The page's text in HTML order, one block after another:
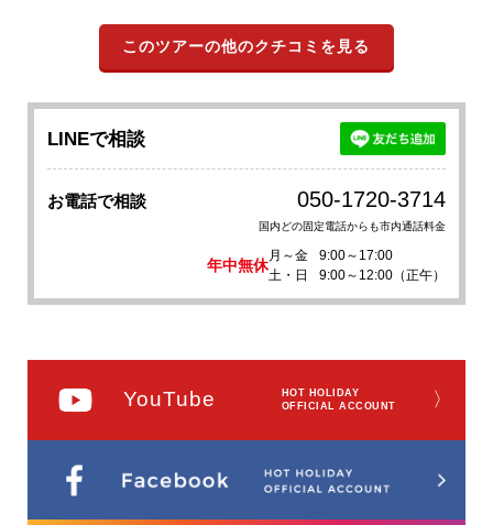
このツアーの他のクチコミを見る
LINEで相談
お電話で相談 050-1720-3714
国内どの固定電話からも市内通話料金
年中無休
月～金
9:00～17:00
土・日
9:00～12:00（正午）
YouTube
HOT HOLIDAY
OFFICIAL ACCOUNT
〉